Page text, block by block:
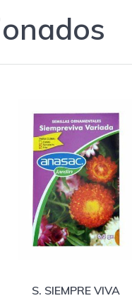
S. SIEMPRE VIVA